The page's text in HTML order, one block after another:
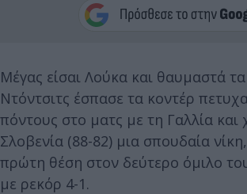
Μέγας είσαι Λούκα και θαυμαστά
Ντόντσιτς έσπασε τα κοντέρ
πόντους στο ματς με τη Γαλλία και
Σλοβενία (88-82) μια σπουδαία
πρώτη θέση στον δεύτερο όμιλο
με ρεκόρ 4-1.